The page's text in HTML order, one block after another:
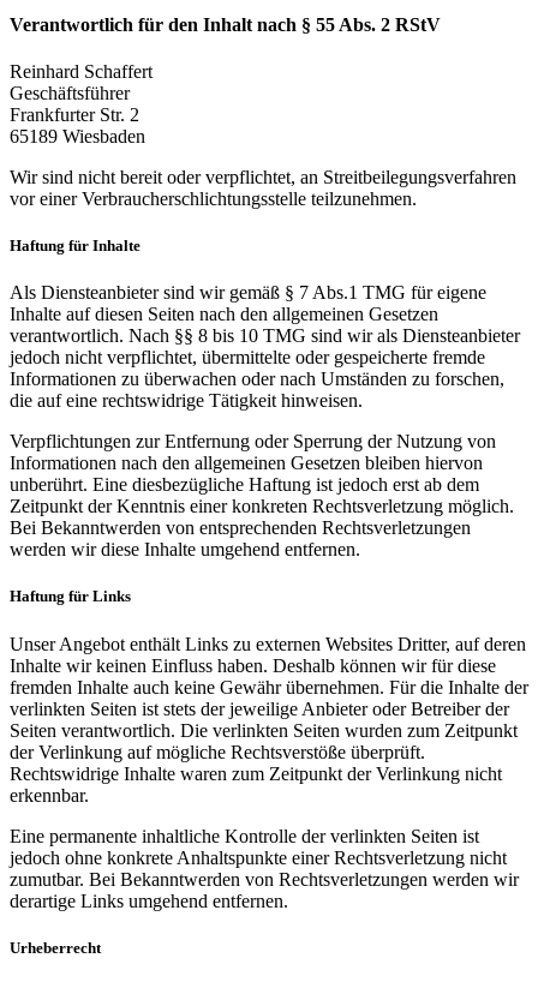
Verantwortlich für den Inhalt nach § 55 Abs. 2 RStV
Reinhard Schaffert
Geschäftsführer
Frankfurter Str. 2
65189 Wiesbaden
Wir sind nicht bereit oder verpflichtet, an Streitbeilegungsverfahren
vor einer Verbraucherschlichtungsstelle teilzunehmen.
Haftung für Inhalte
Als Diensteanbieter sind wir gemäß § 7 Abs.1 TMG für eigene
Inhalte auf diesen Seiten nach den allgemeinen Gesetzen
verantwortlich. Nach §§ 8 bis 10 TMG sind wir als Diensteanbieter
jedoch nicht verpflichtet, übermittelte oder gespeicherte fremde
Informationen zu überwachen oder nach Umständen zu forschen,
die auf eine rechtswidrige Tätigkeit hinweisen.
Verpflichtungen zur Entfernung oder Sperrung der Nutzung von
Informationen nach den allgemeinen Gesetzen bleiben hiervon
unberührt. Eine diesbezügliche Haftung ist jedoch erst ab dem
Zeitpunkt der Kenntnis einer konkreten Rechtsverletzung möglich.
Bei Bekanntwerden von entsprechenden Rechtsverletzungen
werden wir diese Inhalte umgehend entfernen.
Haftung für Links
Unser Angebot enthält Links zu externen Websites Dritter, auf deren
Inhalte wir keinen Einfluss haben. Deshalb können wir für diese
fremden Inhalte auch keine Gewähr übernehmen. Für die Inhalte der
verlinkten Seiten ist stets der jeweilige Anbieter oder Betreiber der
Seiten verantwortlich. Die verlinkten Seiten wurden zum Zeitpunkt
der Verlinkung auf mögliche Rechtsverstöße überprüft.
Rechtswidrige Inhalte waren zum Zeitpunkt der Verlinkung nicht
erkennbar.
Eine permanente inhaltliche Kontrolle der verlinkten Seiten ist
jedoch ohne konkrete Anhaltspunkte einer Rechtsverletzung nicht
zumutbar. Bei Bekanntwerden von Rechtsverletzungen werden wir
derartige Links umgehend entfernen.
Urheberrecht